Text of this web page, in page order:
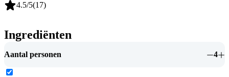
4.5/5(17)
Ingrediënten
Aantal personen 4